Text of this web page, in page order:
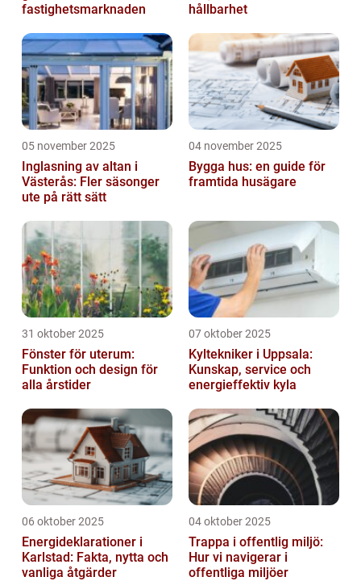
fastighetsmarknaden
hållbarhet
05 november 2025
Inglasning av altan i
Västerås: Fler säsonger
ute på rätt sätt
04 november 2025
Bygga hus: en guide för
framtida husägare
31 oktober 2025
Fönster för uterum:
Funktion och design för
alla årstider
07 oktober 2025
Kyltekniker i Uppsala:
Kunskap, service och
energieffektiv kyla
06 oktober 2025
Energideklarationer i
Karlstad: Fakta, nytta och
vanliga åtgärder
04 oktober 2025
Trappa i offentlig miljö:
Hur vi navigerar i
offentliga miljöer